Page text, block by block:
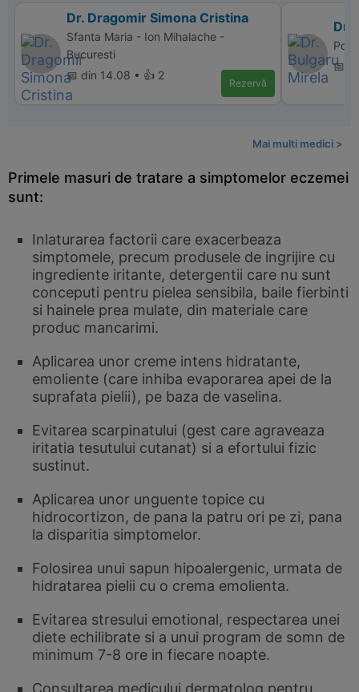
Dr. Dragomir Simona Cristina
Sfanta Maria - Ion Mihalache -
Bucuresti
📅 din 14.08 • 👍 2
Rezervă
Dr.
📅
Mai multi medici >
Primele masuri de tratare a simptomelor eczemei
sunt:
Inlaturarea factorii care exacerbeaza
simptomele, precum produsele de ingrijire cu
ingrediente iritante, detergentii care nu sunt
conceputi pentru pielea sensibila, baile fierbinti
si hainele prea mulate, din materiale care
produc mancarimi.
Aplicarea unor creme intens hidratante,
emoliente (care inhiba evaporarea apei de la
suprafata pielii), pe baza de vaselina.
Evitarea scarpinatului (gest care agraveaza
iritatia tesutului cutanat) si a efortului fizic
sustinut.
Aplicarea unor unguente topice cu
hidrocortizon, de pana la patru ori pe zi, pana
la disparitia simptomelor.
Folosirea unui sapun hipoalergenic, urmata de
hidratarea pielii cu o crema emolienta.
Evitarea stresului emotional, respectarea unei
diete echilibrate si a unui program de somn de
minimum 7-8 ore in fiecare noapte.
Consultarea medicului dermatolog pentru